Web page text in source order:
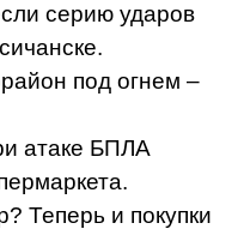
серию ударов
под огнем –
атаке БПЛА
Теперь и покупки